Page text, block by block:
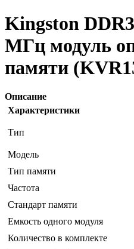
Kingston
МГц модуль
памяти
Описание
Характеристики
Тип
Модель
Тип памяти
Частота
Стандарт памяти
Емкость одного модуля
Количество в комплекте